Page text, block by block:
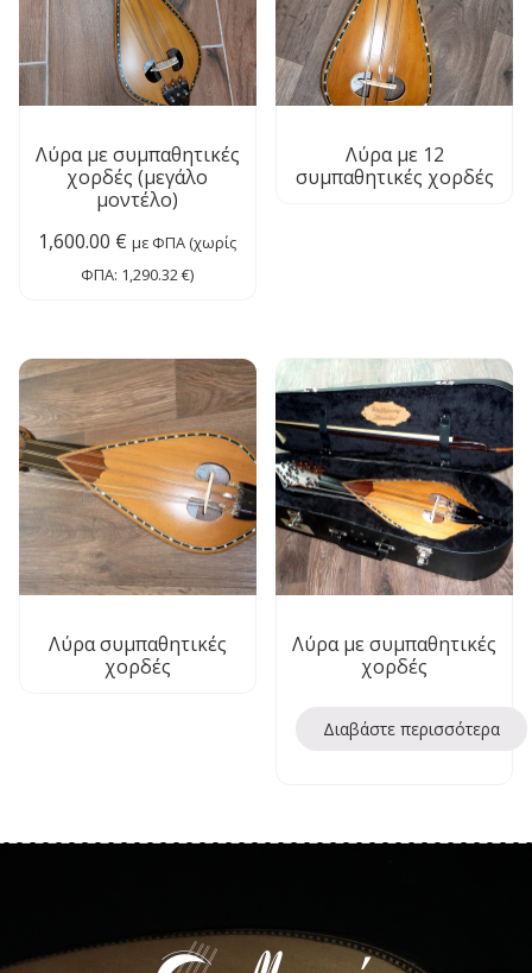
Λύρα με συμπαθητικές
χορδές (μεγάλο
μοντέλο)
1,600.00 € με ΦΠΑ (χωρίς
ΦΠΑ: 1,290.32€)
Λύρα με 12
συμπαθητικές χορδές
Λύρα συμπαθητικές
χορδές
Λύρα με συμπαθητικές
χορδές
Διαβάστε περισσότερα